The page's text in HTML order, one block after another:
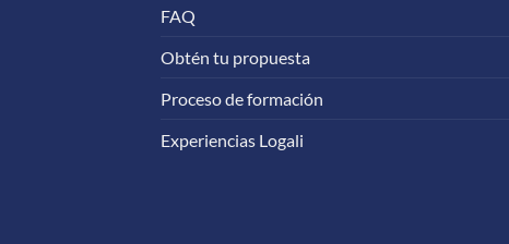
FAQ
Obtén tu propuesta
Proceso de formación
Experiencias Logali